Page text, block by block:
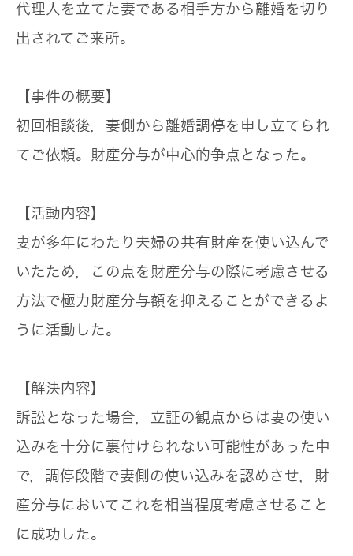
代理人を立てた妻である相手方から離婚を切り
出されてご来所。
【事件の概要】
初回相談後，妻側から離婚調停を申し立てられ
てご依頼。財産分与が中心的争点となった。
【活動内容】
妻が多年にわたり夫婦の共有財産を使い込んで
いたため，この点を財産分与の際に考慮させる
方法で極力財産分与額を抑えることができるよ
うに活動した。
【解決内容】
訴訟となった場合，立証の観点からは妻の使い
込みを十分に裏付けられない可能性があった中
で，調停段階で妻側の使い込みを認めさせ，財
産分与においてこれを相当程度考慮させること
に成功した。